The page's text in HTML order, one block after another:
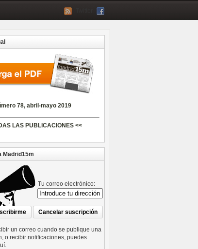
78, abril-mayo 2019
LAS PUBLICACIONES <<
Madrid15m
Tu correo electrónico:
un correo cuando se publique una
o recibir notificaciones, puedes